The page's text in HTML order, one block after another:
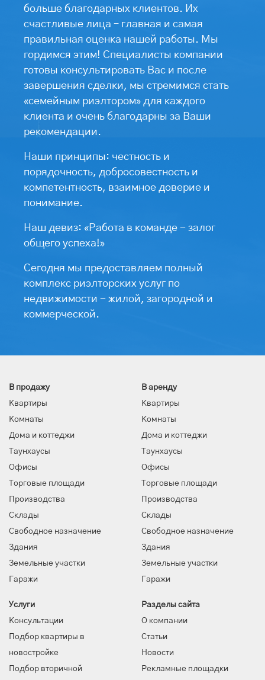
больше благодарных клиентов. Их
счастливые лица – главная и самая
правильная оценка нашей работы. Мы
гордимся этим! Специалисты компании
готовы консультировать Вас и после
завершения сделки, мы стремимся стать
«семейным риэлтором» для каждого
клиента и очень благодарны за Ваши
рекомендации.
Наши принципы: честность и
порядочность, добросовестность и
компетентность, взаимное доверие и
понимание.
Наш девиз: «Работа в команде - залог
общего успеха!»
Сегодня мы предоставляем полный
комплекс риэлторских услуг по
недвижимости - жилой, загородной и
коммерческой.
В продажу
Квартиры
Комнаты
Дома и коттеджи
Таунхаусы
Офисы
Торговые площади
Производства
Склады
Свободное назначение
Здания
Земельные участки
Гаражи
В аренду
Квартиры
Комнаты
Дома и коттеджи
Таунхаусы
Офисы
Торговые площади
Производства
Склады
Свободное назначение
Здания
Земельные участки
Гаражи
Услуги
Консультации
Подбор квартиры в
новостройке
Подбор вторичной
Разделы сайта
О компании
Статьи
Новости
Рекламные площадки